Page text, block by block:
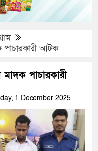
পাচারকারী আটক
পাচারকারী
1 December 2025